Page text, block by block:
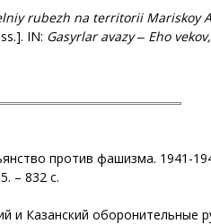
rubezh na territorii Mariskoy
IN: Gasyrlaravazy ‒ Eho vekov,
против фашизма. 1941-
– 832 с.
и Казанский оборонительные